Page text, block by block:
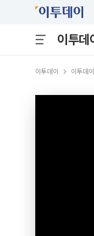
이투
이투데이 이투데